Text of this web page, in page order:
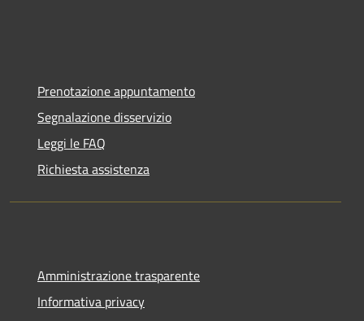
Prenotazione appuntamento
Segnalazione disservizio
Leggi le FAQ
Richiesta assistenza
Amministrazione trasparente
Informativa privacy